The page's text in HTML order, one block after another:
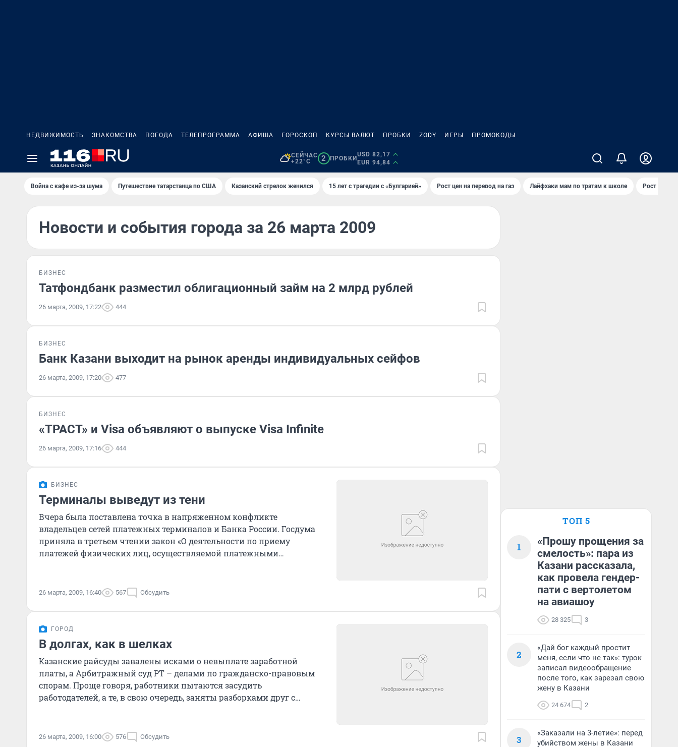
НЕДВИЖИМОСТЬ ЗНАКОМСТВА ПОГОДА ТЕЛЕПРОГРАММА АФИША ГОРОСКОП КУРСЫ ВАЛЮТ ПРОБКИ ZODY ИГРЫ ПРОМОКОДЫ
СЕЙЧАС
+22°C
2 ПРОБКИ
USD 82,17
EUR 94,84
Война с кафе из-за шума Путешествие татарстанца по США Казанский стрелок женился 15 лет с трагедии с «Булгарией» Рост цен на перевод на газ Лайфхаки мам по тратам к школе Рост цен на
Новости и события города за 26 марта 2009
БИЗНЕС
Татфондбанк разместил облигационный займ на 2 млрд рублей
26 марта, 2009, 17:22 444
БИЗНЕС
Банк Казани выходит на рынок аренды индивидуальных сейфов
26 марта, 2009, 17:20 477
БИЗНЕС
«ТРАСТ» и Visa объявляют о выпуске Visa Infinite
26 марта, 2009, 17:16 444
БИЗНЕС
Терминалы выведут из тени
Вчера была поставлена точка в напряженном конфликте
владельцев сетей платежных терминалов и Банка России. Госдума
приняла в третьем чтении закон «О деятельности по приему
платежей физических лиц, осуществляемой платежными
26 марта, 2009, 16:40 567 Обсудить
ГОРОД
В долгах, как в шелках
Казанские райсуды завалены исками о невыплате заработной
платы, а Арбитражный суд РТ – делами по гражданско-правовым
спорам. Проще говоря, работники пытаются засудить
работодателей, а те, в свою очередь, заняты разборками друг с
26 марта, 2009, 16:00 576 Обсудить
ТОП 5
1
«Прошу прощения за
смелость»: пара из
Казани рассказала,
как провела гендер-
пати с вертолетом
на авиашоу
28 325 3
2
«Дай бог каждый простит
меня, если что не так»: турок
записал видеообращение
после того, как зарезал свою
жену в Казани
24 674 2
3
«Заказали на 3-летие»: перед
убийством жены в Казани